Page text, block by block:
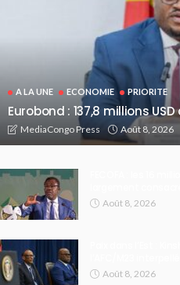
A LA UNE ECONOMIE PRIORITE
Eurobond : 137,8 millions
MediaCongo Press Août 8, 2026
Août 8, 2026
Août 8, 2026